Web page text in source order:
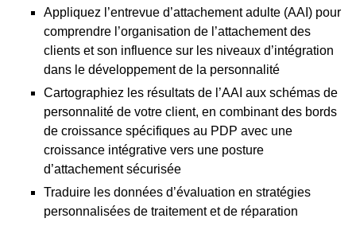
Appliquez l’entrevue d’attachement adulte (AAI) pour
comprendre l’organisation de l’attachement des
clients et son influence sur les niveaux d’intégration
dans le développement de la personnalité
Cartographiez les résultats de l’AAI aux schémas de
personnalité de votre client, en combinant des bords
de croissance spécifiques au PDP avec une
croissance intégrative vers une posture
d’attachement sécurisée
Traduire les données d’évaluation en stratégies
personnalisées de traitement et de réparation